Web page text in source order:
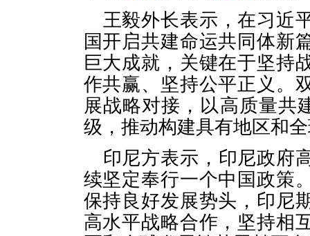
王毅外长表示，在习近
国开启共建命运共同体新
巨大成就，关键在于坚持
作共赢、坚持公平正义。
展战略对接，以高质量共
级，推动构建具有地区和
印尼方表示，印尼政府
续坚定奉行一个中国政策
保持良好发展势头，印尼
高水平战略合作，坚持相